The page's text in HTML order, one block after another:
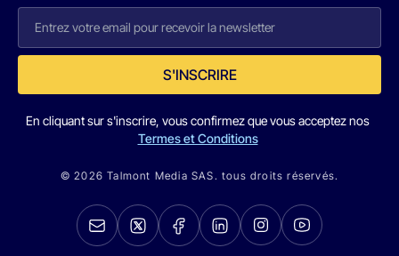
S'INSCRIRE
En cliquant sur s'inscrire, vous confirmez que vous acceptez nos
Termes et Conditions
© 2026 Talmont Media SAS. tous droits réservés.